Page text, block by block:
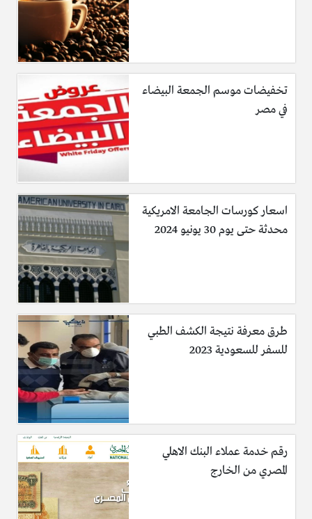
تخفيضات موسم الجمعة البيضاء
في مصر
اسعار كورسات الجامعة الامريكية
محدثة حتى يوم 30 يونيو 2024
طرق معرفة نتيجة الكشف الطبي
للسفر للسعودية 2023
رقم خدمة عملاء البنك الاهلي
المصري من الخارج